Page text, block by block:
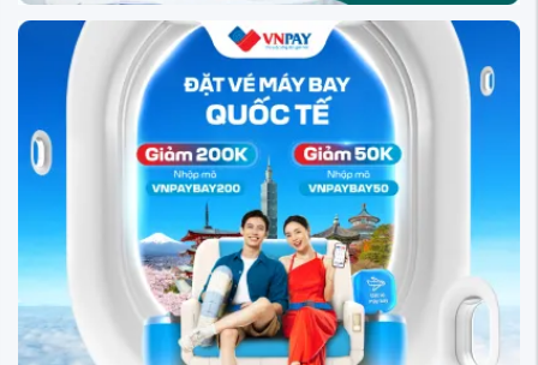
Tin tức về chặng bay
Du lịch Regensburg - Di sản
Trung cổ ...